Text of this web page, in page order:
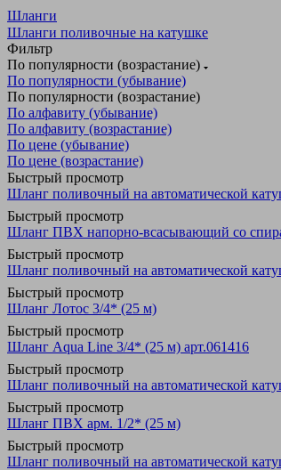
Шланги
Шланги поливочные на катушке
Фильтр
По популярности (возрастание)
По популярности (убывание)
По популярности (возрастание)
По алфавиту (убывание)
По алфавиту (возрастание)
По цене (убывание)
По цене (возрастание)
Быстрый просмотр
Шланг поливочный на автоматической
Быстрый просмотр
Шланг ПВХ напорно-всасывающий со
Быстрый просмотр
Шланг поливочный на автоматической
Быстрый просмотр
Шланг Лотос 3/4* (25 м)
Быстрый просмотр
Шланг Aqua Line 3/4* (25 м) арт.061416
Быстрый просмотр
Шланг поливочный на автоматической
Быстрый просмотр
Шланг ПВХ арм. 1/2* (25 м)
Быстрый просмотр
Шланг поливочный на автоматической